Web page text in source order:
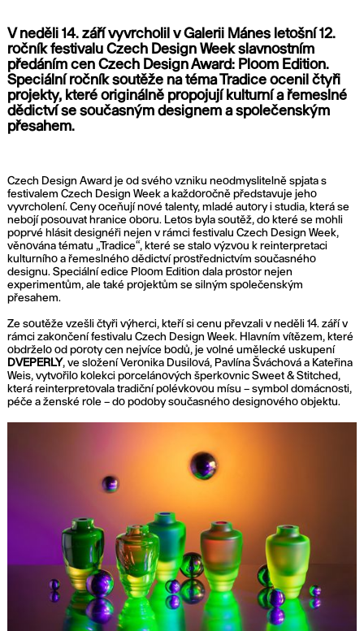
V neděli 14. září vyvrcholil v Galerii Mánes letošní 12.
ročník festivalu Czech Design Week slavnostním
předáním cen Czech Design Award: Ploom Edition.
Speciální ročník soutěže na téma Tradice ocenil čtyři
projekty, které originálně propojují kulturní a řemeslné
dědictví se současným designem a společenským
přesahem.
Czech Design Award je od svého vzniku neodmyslitelně spjata s
festivalem Czech Design Week a každoročně představuje jeho
vyvrcholení. Ceny oceňují nové talenty, mladé autory i studia, která se
nebojí posouvat hranice oboru. Letos byla soutěž, do které se mohli
poprvé hlásit designéři nejen v rámci festivalu Czech Design Week,
věnována tématu „Tradice“, které se stalo výzvou k reinterpretaci
kulturního a řemeslného dědictví prostřednictvím současného
designu. Speciální edice Ploom Edition dala prostor nejen
experimentům, ale také projektům se silným společenským
přesahem.
Ze soutěže vzešli čtyři výherci, kteří si cenu převzali v neděli 14. září v
rámci zakončení festivalu Czech Design Week. Hlavním vítězem, které
obdrželo od poroty cen nejvíce bodů, je volné umělecké uskupení
DVEPERLY, ve složení Veronika Dusilová, Pavlína Šváchová a Kateřina
Weis, vytvořilo kolekci porcelánových šperkovnic Sweet & Stitched,
která reinterpretovala tradiční polévkovou mísu – symbol domácnosti,
péče a ženské role – do podoby současného designového objektu.